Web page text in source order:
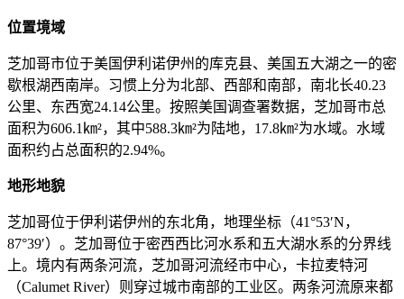
位置境域
芝加哥市位于美国伊利诺伊州的库克县、美国五大湖之一的密
歇根湖西南岸。习惯上分为北部、西部和南部，南北长40.23
公里、东西宽24.14公里。按照美国调查署数据，芝加哥市总
面积为606.1㎞²，其中588.3㎞²为陆地，17.8㎞²为水域。水域
面积约占总面积的2.94%。
地形地貌
芝加哥位于伊利诺伊州的东北角，地理坐标（41°53′N，
87°39′）。芝加哥位于密西西比河水系和五大湖水系的分界线
上。境内有两条河流，芝加哥河流经市中心，卡拉麦特河
（Calumet River）则穿过城市南部的工业区。两条河流原来都